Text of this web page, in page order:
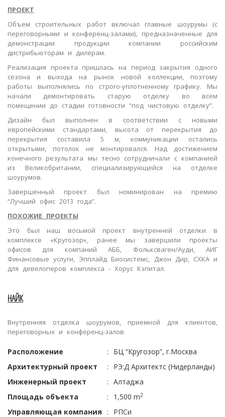
ПРОЕКТ
Объем строительных работ включал главные шоурумы (с
переговорными и конференц-залами), предназначенные для
демонстрации продукции компании российским
дистрибьюторам и дилерам.
Реализация проекта пришлась на период закрытия одного
сезона и выхода на рынок новой коллекции, поэтому
работы выполнялись по строго-уплотненному графику. Мы
начали демонтировать старую отделку во всем
помещении до стадии готовности “под чистовую отделку”.
Дизайн был выполнен в соответствии с новыми
европейскими стандартами, высота от перекрытия до
перекрытия составила 5 м, коммуникации остались
открытыми, потолок не монтировался. Над достижением
конечного результата мы тесно сотрудничали с компанией
из Великобритании, специализирующейся на отделке
шоурумов.
Завершенный проект был номинирован на премию
“Лучший офис 2013 года”.
ПОХОЖИЕ ПРОЕКТЫ
Это был наш восьмой проект внутренней отделки в
комплексе «Кругозор», ранее мы завершили проекты
офисов для компаний АББ, Фольксваген/Ауди, АИГ
Финансовые услуги, Эпплайд Биосистемс, Джон Дир, СХКА и
для девелоперов комплекса - Хорус Кэпитал.
НАЙК
Внутренняя отделка шоурумов, приемной для клиентов,
переговорных и конференц-залов
Расположение :
БЦ “Кругозор”, г.Москва
Архитектурный проект
:
РЭ:Д Архитектс (Нидерланды)
Инженерный проект
: Алтаджа
Площадь объекта
: 1,500 m2
Управляющая компания : РПСи